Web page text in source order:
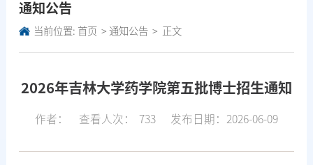
通知公告
当前位置: 首页 通知公告 正文
2026年吉林大学药学院第五批博士招生通知
作者： 查看人次： 733 发布日期：2026-06-09